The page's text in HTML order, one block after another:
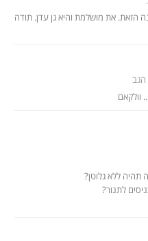
הזאת. את מושלמת והיא גן עדן. תודה
הגב
וולקאם
ללא גלוטן?
לתנור?